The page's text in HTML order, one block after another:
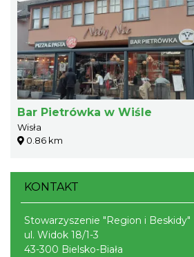
Bar Pietrówka w Wiśle
Wisła
0.86 km
KONTAKT
Stowarzyszenie "Region i Beskidy"
ul. Widok 18/1-3
43-300 Bielsko-Biała